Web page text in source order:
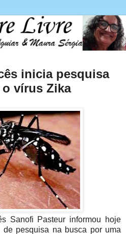
inicia pesquisa
vírus Zika
Sanofi Pasteur informou hoje
pesquisa na busca por uma